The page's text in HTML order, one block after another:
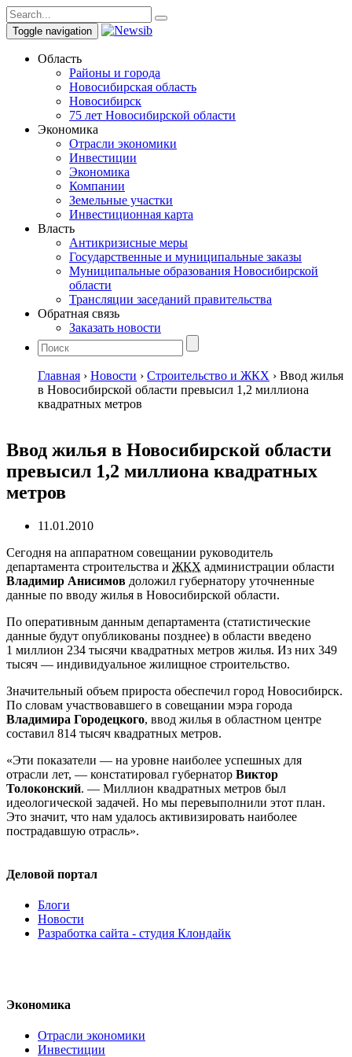
Toggle navigation
Область
Районы и города
Новосибирская область
Новосибирск
75 лет Новосибирской области
Экономика
Отрасли экономики
Инвестиции
Экономика
Компании
Земельные участки
Инвестиционная карта
Власть
Антикризисные меры
Государственные и муниципальные заказы
Муниципальные образования Новосибирской
области
Трансляции заседаний правительства
Обратная связь
Заказать новости
Главная › Новости › Строительство и ЖКХ › Ввод жилья
в Новосибирской области превысил 1,2 миллиона
квадратных метров
Ввод жилья в Новосибирской области
превысил 1,2 миллиона квадратных
метров
11.01.2010
Сегодня на аппаратном совещании руководитель
департамента строительства и ЖКХ администрации области
Владимир Анисимов доложил губернатору уточненные
данные по вводу жилья в Новосибирской области.
По оперативным данным департамента (статистические
данные будут опубликованы позднее) в области введено
1 миллион 234 тысячи квадратных метров жилья. Из них 349
тысяч — индивидуальное жилищное строительство.
Значительный объем прироста обеспечил город Новосибирск.
По словам участвовавшего в совещании мэра города
Владимира Городецкого, ввод жилья в областном центре
составил 814 тысяч квадратных метров.
«Эти показатели — на уровне наиболее успешных для
отрасли лет, — констатировал губернатор Виктор
Толоконский. — Миллион квадратных метров был
идеологической задачей. Но мы перевыполнили этот план.
Это значит, что нам удалось активизировать наиболее
пострадавшую отрасль».
Деловой портал
Блоги
Новости
Разработка сайта - студия Клондайк
Экономика
Отрасли экономики
Инвестиции